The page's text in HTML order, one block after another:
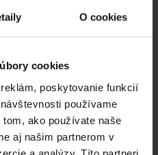
O cookies
cookies
poskytovanie funkcií
používame
ako používate naše
aj našim partnerom v
Reštaurácia Smrekovica